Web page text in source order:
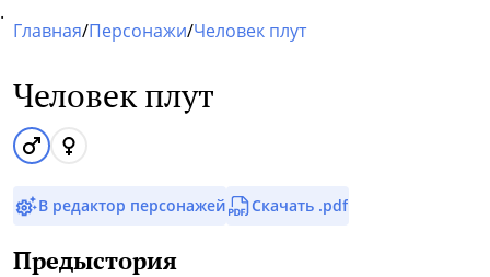
.
Главная/Персонажи/Человек плут
Человек плут
В редактор персонажей Скачать .pdf
Предыстория